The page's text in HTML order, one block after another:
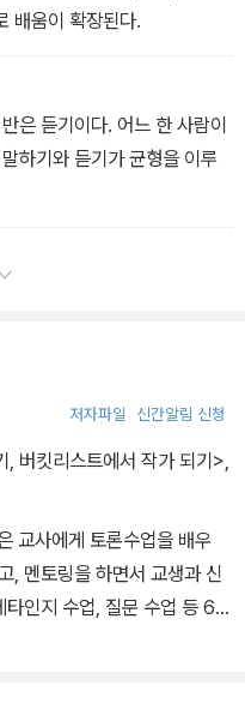
배움이 확장된다.
은 듣기이다. 어느 한 사람이
하기와 듣기가 균형을 이루
저자파일 신간알림 신청
, 버킷리스트에서 작가 되기>,
교사에게 토론수업을 배우
, 멘토링을 하면서 교생과 신
인지 수업, 질문 수업 등 6권